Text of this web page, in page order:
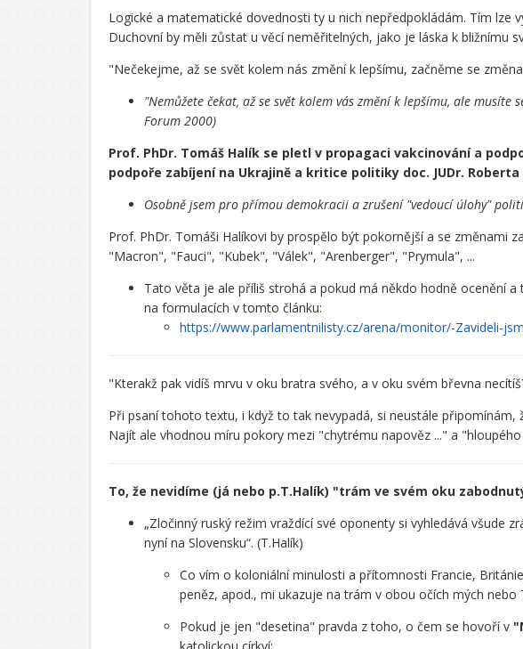
Logické a matematické dovednosti ty u nich nepředpokládám. Tím
Duchovní by měli zůstat u věcí neměřitelných, jako je láska k bližnímu
"Nečekejme, až se svět kolem nás změní k lepšímu, začněme se
"Nemůžete čekat, až se svět kolem vás změní k lepšímu, ale
Forum 2000)
Prof. PhDr. Tomáš Halík se pletl v propagaci vakcinování a
podpoře zabíjení na Ukrajině a kritice politiky doc. JUDr. Roberta
Osobně jsem pro přímou demokracii a zrušení "vedoucí úlohy"
Prof. PhDr. Tomáši Halíkovi by prospělo být pokornější a se změnami
"Macron", "Fauci", "Kubek", "Válek", "Arenberger", "Prymula", ...
Tato věta je ale příliš strohá a pokud má někdo hodně ocenění
na formulacích v tomto článku:
https://www.parlamentnilisty.cz/arena/monitor/-Zavideli-
"Kterakž pak vidíš mrvu v oku bratra svého, a v oku svém břevna
Při psaní tohoto textu, i když to tak nevypadá, si neustále připomínám,
Najít ale vhodnou míru pokory mezi "chytrému napověz ..." a
To, že nevidíme (já nebo p.T.Halík) "trám ve svém oku
„Zločinný ruský režim vraždící své oponenty si vyhledává všude
nyní na Slovensku“. (T.Halík)
Co vím o koloniální minulosti a přítomnosti Francie,
peněz, apod., mi ukazuje na trám v obou očích mých nebo
Pokud je jen "desetina" pravda z toho, o čem se hovoří v